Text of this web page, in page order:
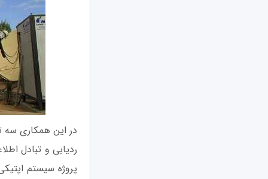
در این همکاری سه
ردیابی و تبادل
پروژه سیستم